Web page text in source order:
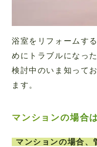
浴室をリフォームす
めにトラブルになっ
検討中のいま知って
ます。
マンションの場合
マンションの場合、